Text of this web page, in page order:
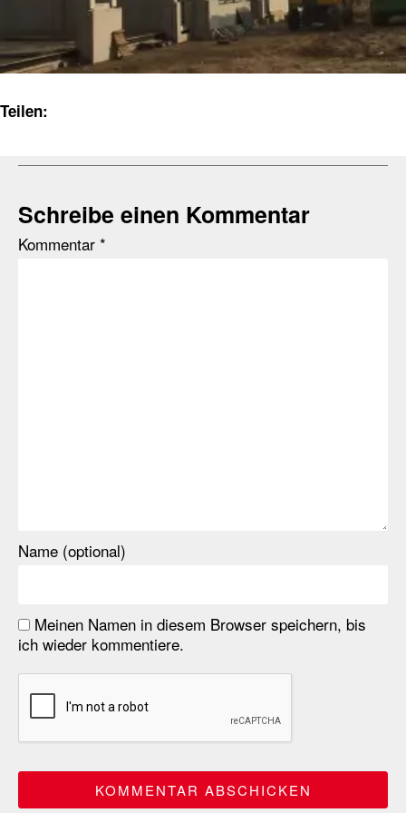
Teilen:
Schreibe einen Kommentar
Kommentar *
Name (optional)
Meinen Namen in diesem Browser speichern, bis
ich wieder kommentiere.